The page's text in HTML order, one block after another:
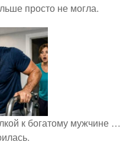
просто не могла.
к богатому мужчине …